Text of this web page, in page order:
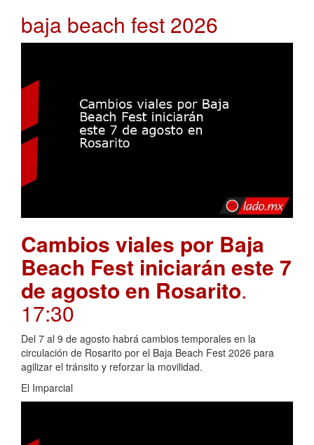
baja beach fest 2026
Cambios viales por Baja
Beach Fest iniciarán este 7
de agosto en Rosarito.
17:30
Del 7 al 9 de agosto habrá cambios temporales en la
circulación de Rosarito por el Baja Beach Fest 2026 para
agilizar el tránsito y reforzar la movilidad.
El Imparcial